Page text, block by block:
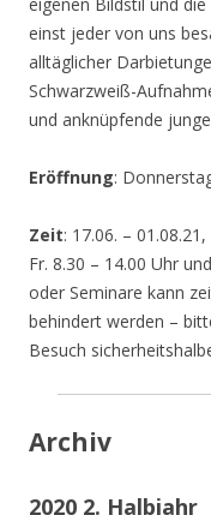
einst jeder von uns
alltäglicher
Schwarzweiß-
und anknüpfende
Eröffnung:
Zeit: 17.06. –
Fr. 8.30 – 14.00 Uhr
oder Seminare kann
behindert werden –
Besuch
Archiv
2020 2. Halbjahr